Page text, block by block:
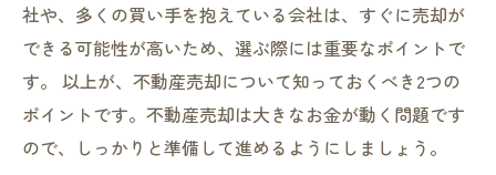
社や、多くの買い手を抱えている会社は、すぐに売却が
できる可能性が高いため、選ぶ際には重要なポイントで
す。 以上が、不動産売却について知っておくべき2つの
ポイントです。不動産売却は大きなお金が動く問題です
ので、しっかりと準備して進めるようにしましょう。